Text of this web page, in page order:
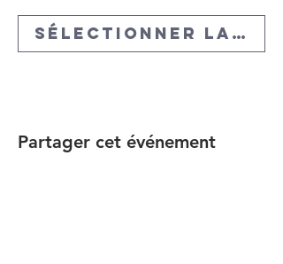
Sélectionner la
Partager cet événement